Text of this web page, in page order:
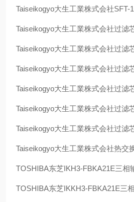
Taiseikogyo大生工業株式会社SFT-
Taiseikogyo大生工業株式会社过滤
Taiseikogyo大生工業株式会社过滤
Taiseikogyo大生工業株式会社过滤
Taiseikogyo大生工業株式会社过滤
Taiseikogyo大生工業株式会社过滤
Taiseikogyo大生工業株式会社过滤
Taiseikogyo大生工業株式会社热交
TOSHIBA东芝IKH3-FBKA21E三相
TOSHIBA东芝IKKH3-FBKA21E三